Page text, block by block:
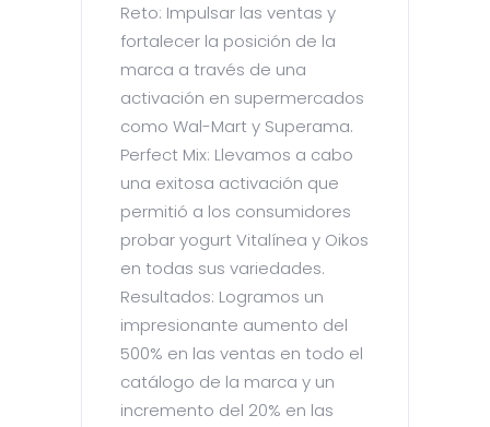
Reto: Impulsar las ventas y
fortalecer la posición de la
marca a través de una
activación en supermercados
como Wal-Mart y Superama.
Perfect Mix: Llevamos a cabo
una exitosa activación que
permitió a los consumidores
probar yogurt Vitalínea y Oikos
en todas sus variedades.
Resultados: Logramos un
impresionante aumento del
500% en las ventas en todo el
catálogo de la marca y un
incremento del 20% en las